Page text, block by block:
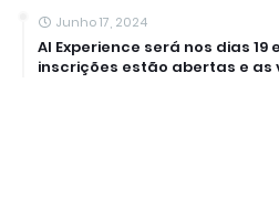
Junho 17, 2024
AI Experience será nos dias 19
inscrições estão abertas e